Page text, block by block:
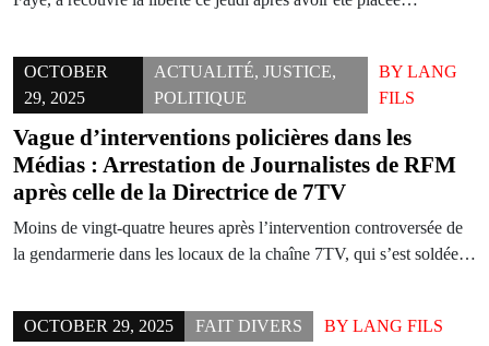
OCTOBER
29, 2025
ACTUALITÉ,JUSTICE,
POLITIQUE
BY LANG
FILS
Vague d’interventions policières dans les
Médias : Arrestation de Journalistes de RFM
après celle de la Directrice de 7TV
Moins de vingt-quatre heures après l’intervention controversée de
la gendarmerie dans les locaux de la chaîne 7TV, qui s’est soldée…
OCTOBER 29, 2025 FAIT DIVERS BY LANG FILS